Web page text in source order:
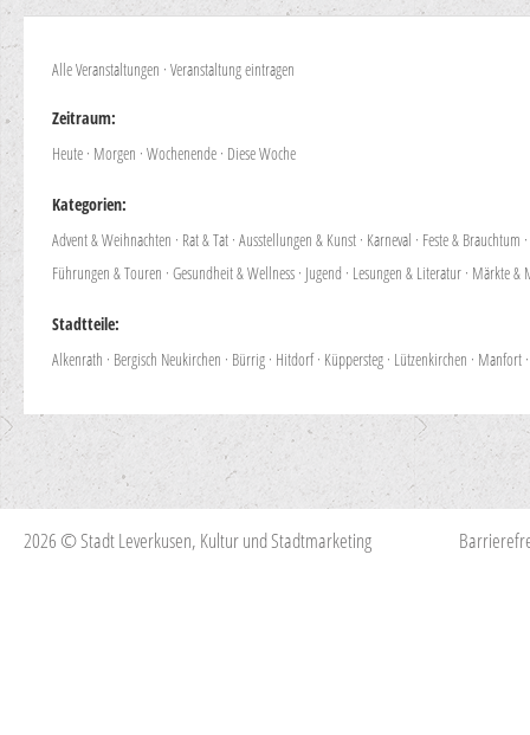
Alle Veranstaltungen · Veranstaltung eintragen
Zeitraum:
Heute · Morgen · Wochenende · Diese Woche
Kategorien:
Advent & Weihnachten · Rat & Tat · Ausstellungen & Kunst · Karneval · Feste & Brauchtum ·
Führungen & Touren · Gesundheit & Wellness · Jugend · Lesungen & Literatur · Märkte &
Stadtteile:
Alkenrath · Bergisch Neukirchen · Bürrig · Hitdorf· Küppersteg · Lützenkirchen · Manfort
2026 © Stadt Leverkusen, Kultur und Stadtmarketing